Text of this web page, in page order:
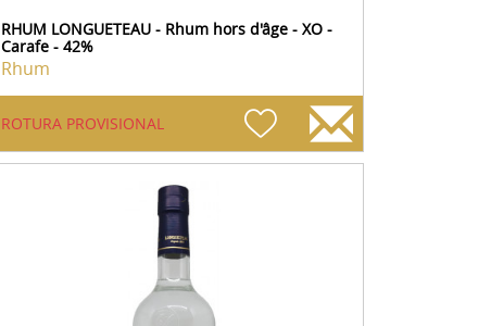
RHUM LONGUETEAU - Rhum hors d'âge - XO -
Carafe - 42%
Rhum
ROTURA PROVISIONAL